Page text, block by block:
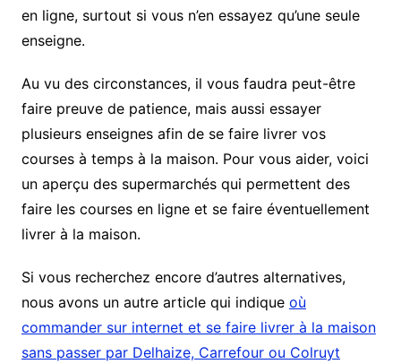
en ligne, surtout si vous n’en essayez qu’une seule
enseigne.
Au vu des circonstances, il vous faudra peut-être
faire preuve de patience, mais aussi essayer
plusieurs enseignes afin de se faire livrer vos
courses à temps à la maison. Pour vous aider, voici
un aperçu des supermarchés qui permettent des
faire les courses en ligne et se faire éventuellement
livrer à la maison.
Si vous recherchez encore d’autres alternatives,
nous avons un autre article qui indique où
commander sur internet et se faire livrer à la maison
sans passer par Delhaize, Carrefour ou Colruyt